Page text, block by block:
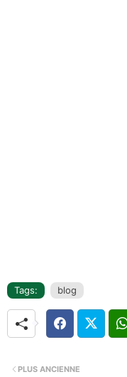
Tags: blog
PLUS ANCIENNE